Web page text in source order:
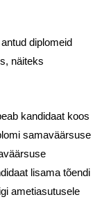
diplomeid
näiteks
kandidaat koos
samaväärsuse
lisama tõendi
ametiasutusele